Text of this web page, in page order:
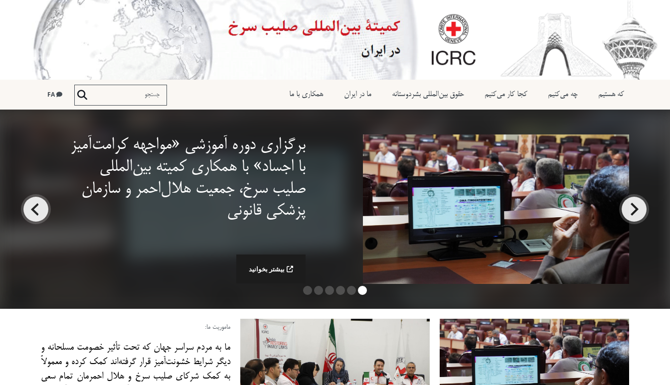
که هستیم چه می‌کنیم کجا کار می‌کنیم حقوق بین‌المللی بشردوستانه ما در ایران همکاری با ما
برگزاری دوره آموزشی «مواجهه کرامت‌آمیز
با اجساد» با همکاری کمیته بین‌المللی
صلیب سرخ، جمعیت هلال‌احمر و سازمان
پزشکی قانونی
بیشتر بخوانید
ماموریت ما:
ما به مردم سراسر جهان که تحت تأثیر خصومت مسلحانه و
دیگر شرایط خشونت‌آمیز قرار گرفته‌­اند کمک کرده و معمولاً
به کمک شرکای صلیب سرخ و هلال احمرمان تمام سعی